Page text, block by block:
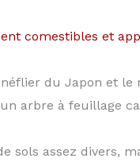
comestibles et
du Japon et le
arbre à feuillage
sols assez divers,